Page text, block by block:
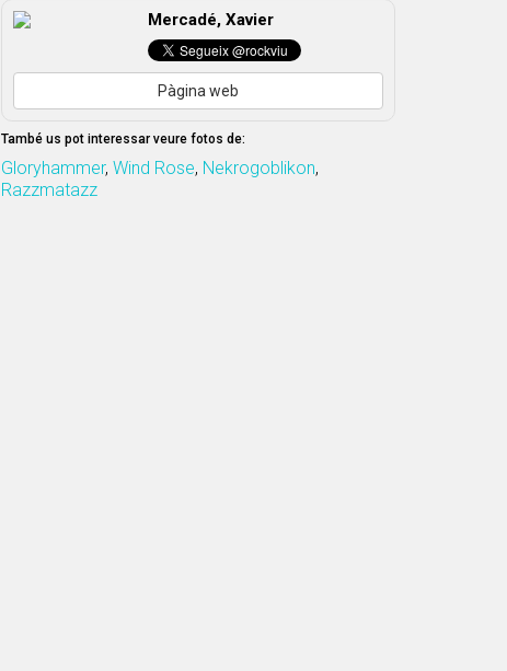
Mercadé, Xavier
Pàgina web
També us pot interessar veure fotos de:
Gloryhammer, Wind Rose, Nekrogoblikon,
Razzmatazz